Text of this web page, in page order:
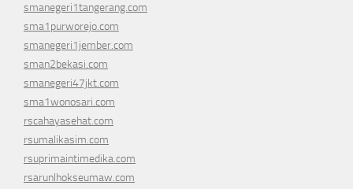
smanegeri1tangerang.com
sma1purworejo.com
smanegeri1jember.com
sman2bekasi.com
smanegeri47jkt.com
sma1wonosari.com
rscahayasehat.com
rsumalikasim.com
rsuprimaintimedika.com
rsarunlhokseumaw.com